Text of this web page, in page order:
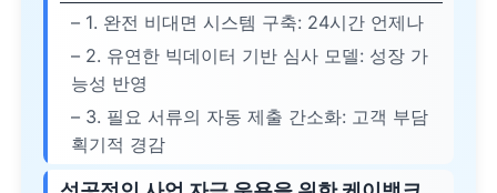
– 1. 완전 비대면 시스템 구축: 24시간 언제나
– 2. 유연한 빅데이터 기반 심사 모델: 성장 가
능성 반영
– 3. 필요 서류의 자동 제출 간소화: 고객 부담
획기적 경감